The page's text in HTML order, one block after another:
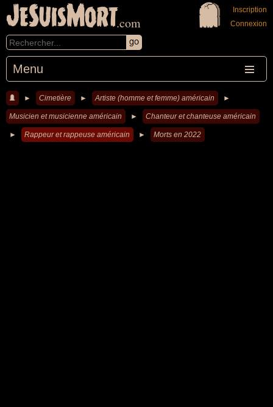
JeSuisMort.com
Menu
Inscription
Connexion
► Cimetière ► Artiste (homme et femme) américain ►
Musicien et musicienne américain ► Chanteur et chanteuse américain
► Rappeur et rappeuse américain ► Morts en 2022